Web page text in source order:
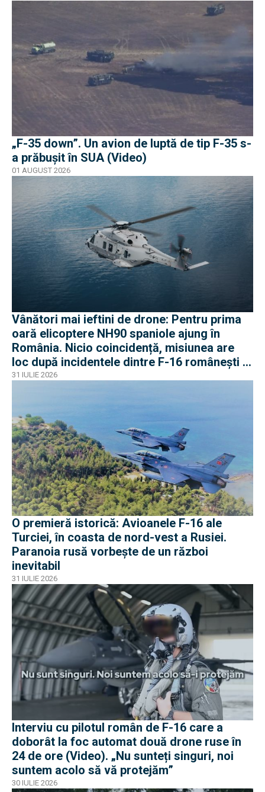
„F-35 down”. Un avion de luptă de tip F-35 s-
a prăbușit în SUA (Video)
01 AUGUST 2026
Vânători mai ieftini de drone: Pentru prima
oară elicoptere NH90 spaniole ajung în
România. Nicio coincidență, misiunea are
loc după incidentele dintre F-16 românești și
dronele ruse
31 IULIE 2026
O premieră istorică: Avioanele F-16 ale
Turciei, în coasta de nord-vest a Rusiei.
Paranoia rusă vorbește de un război
inevitabil
31 IULIE 2026
Interviu cu pilotul român de F-16 care a
doborât la foc automat două drone ruse în
24 de ore (Video). „Nu sunteți singuri, noi
suntem acolo să vă protejăm”
30 IULIE 2026